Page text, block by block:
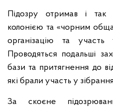
Підозру отримав і так
колонією та «чорним
організацію та участь
Проводяться подальші
бази та притягнення до
які брали участь у
За скоєне